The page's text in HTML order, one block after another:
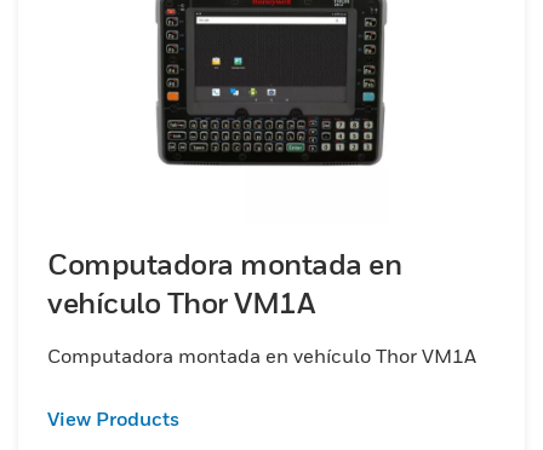
Computadora montada en
vehículo Thor VM1A
Computadora montada en vehículo Thor VM1A
View Products